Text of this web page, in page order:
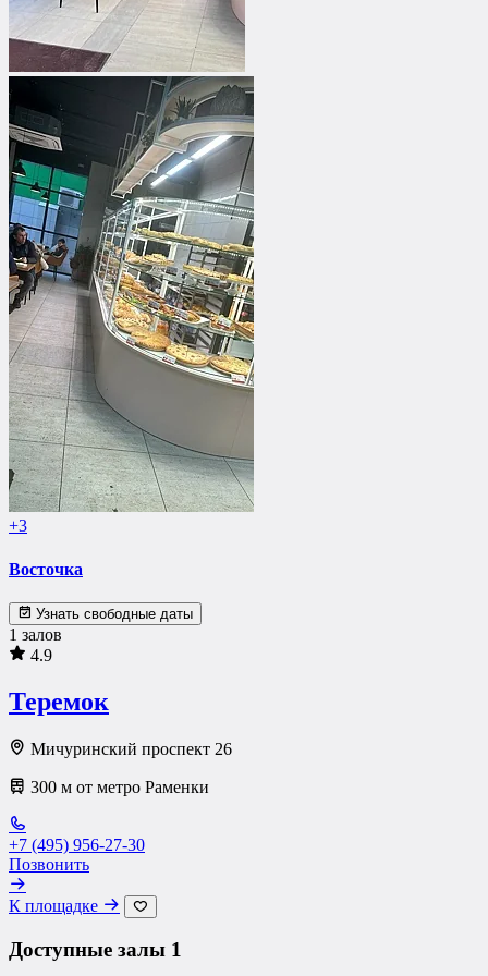
+3
Восточка
Узнать свободные даты
1 залов
4.9
Теремок
Мичуринский проспект 26
300 м от метро Раменки
+7 (495) 956-27-30
Позвонить
К площадке
Доступные залы 1